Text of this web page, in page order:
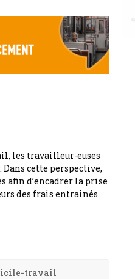
les travailleur-euses
Dans cette perspective,
afin d’encadrer la prise
des frais entrainés
travail